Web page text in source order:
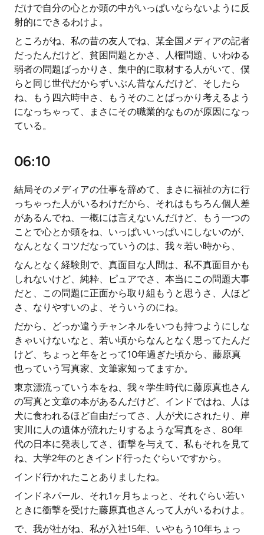
だけで自分の心とか頭の中がいっぱいならないように反
射的にできるわけよ。
ところがね、私の昔の友人でね、某全国メディアの記者
だったんだけど、貧困問題とかさ、人権問題、いわゆる
弱者の問題ばっかりさ、集中的に取材する人がいて、僕
らと同じ世代だからずいぶん昔なんだけど、そしたら
ね、もう四六時中さ、もうそのことばっかり考えるよう
になっちゃって、まさにその職業的なものが原因になっ
ている。
06:10
結局そのメディアの仕事を辞めて、まさに福祉の方に行
っちゃった人がいるわけだから、それはもちろん個人差
があるんでね、一概には言えないんだけど、もう一つの
ことで心とか頭をね、いっぱいいっぱいにしないのが、
なんとなくコツだなっていうのは、我々若い時から、
なんとなく経験則で、真面目な人間は、私不真面目かも
しれないけど、純粋、ピュアでさ、本当にこの問題大事
だと、この問題に正面から取り組もうと思うさ、人ほど
さ、なりやすいのよ、そういうのにね。
だから、どっか違うチャンネルをいつも持つようにしな
きゃいけないなと、若い頃からなんとなく思ってたんだ
けど、ちょっと年をとって10年過ぎた頃から、藤原真
也っていう写真家、文筆家知ってますか。
東京漂流っていう本をね、我々学生時代に藤原真也さん
の写真と文章の本があるんだけど、インドではね、人は
犬に食われるほど自由だってさ、人が犬にされたり、岸
実川に人の遺体が流れたりするような写真をさ、80年
代の日本に発表してさ、衝撃を与えて、私もそれを見て
ね、大学2年のときインド行ったぐらいですから。
インド行かれたことありましたね。
インドネパール、それ1ヶ月ちょっと、それぐらい若い
ときに衝撃を受けた藤原真也さんって人がいるわけよ。
で、我が社がね、私が入社15年、いやもう10年ちょっ